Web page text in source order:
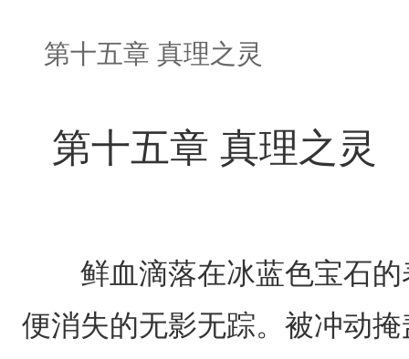
第十五章 真理之灵
第十五章 真理之灵
鲜血滴落在冰蓝色宝石的
便消失的无影无踪。被冲动